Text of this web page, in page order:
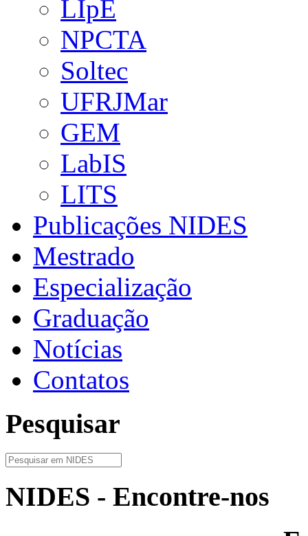
LIpE
NPCTA
Soltec
UFRJMar
GEM
LabIS
LITS
Publicações NIDES
Mestrado
Especialização
Graduação
Notícias
Contatos
Pesquisar
NIDES - Encontre-nos